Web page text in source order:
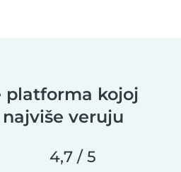
platforma kojoj
veruju
4,7 / 5